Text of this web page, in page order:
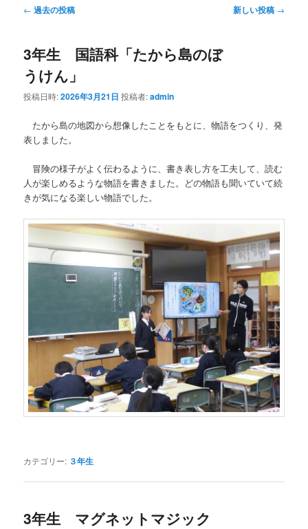
投
ビ
ー
シ
← 過去の投稿 新しい投稿 →
3年生 国語科「たから島のぼ
うけん」
投稿日時:2026年3月21日 投稿者:admin
たから島の地図から想像したことをもとに、物語をつくり、発
表しました。
冒険の様子がよく伝わるように、書き表し方を工夫して、読む
人が楽しめるような物語を書きました。どの物語も聞いていて続
きが気になる楽しい物語でした。
カテゴリー: ３年生
3年生 マグネットマジック